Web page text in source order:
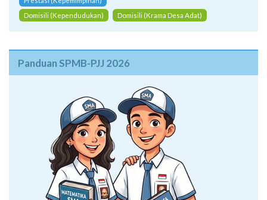
Prestasi (Kepemimpinan)
Domisili (Kependudukan)
Domisili (Krama Desa Adat)
Panduan SPMB-PJJ 2026